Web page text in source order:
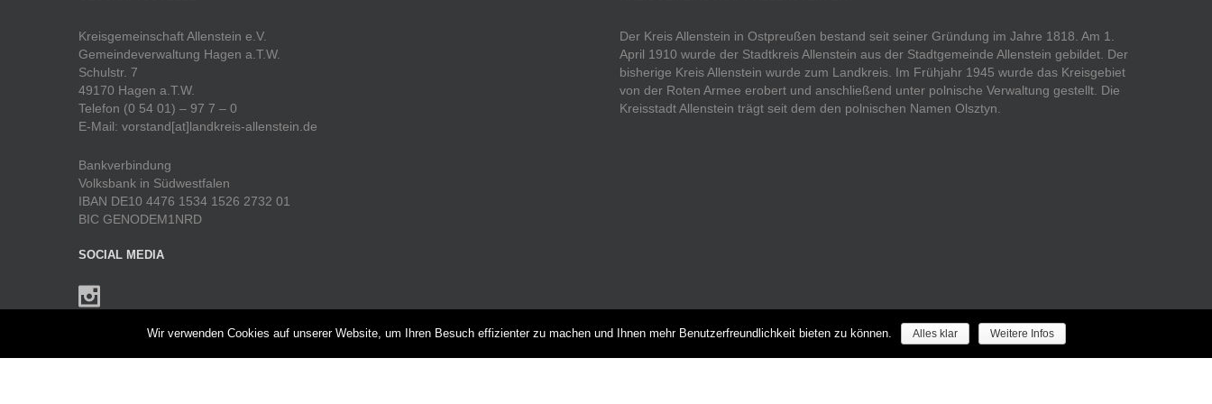
Kreisgemeinschaft Allenstein e.V.
Gemeindeverwaltung Hagen a.T.W.
Schulstr. 7
49170 Hagen a.T.W.
Telefon (0 54 01) – 97 7 – 0
E-Mail: vorstand[at]landkreis-allenstein.de
Bankverbindung
Volksbank in Südwestfalen
IBAN DE10 4476 1534 1526 2732 01
BIC GENODEM1NRD
SOCIAL MEDIA
Der Kreis Allenstein in Ostpreußen bestand seit seiner Gründung im Jahre 1818. Am 1.
April 1910 wurde der Stadtkreis Allenstein aus der Stadtgemeinde Allenstein gebildet. Der
bisherige Kreis Allenstein wurde zum Landkreis. Im Frühjahr 1945 wurde das Kreisgebiet
von der Roten Armee erobert und anschließend unter polnische Verwaltung gestellt. Die
Kreisstadt Allenstein trägt seit dem den polnischen Namen Olsztyn.
UNTERMENÜ NEUESTE BEITRÄGE
Wir verwenden Cookies auf unserer Website, um Ihren Besuch effizienter zu machen und Ihnen mehr Benutzerfreundlichkeit bieten zu können. Alles klar Weitere Infos